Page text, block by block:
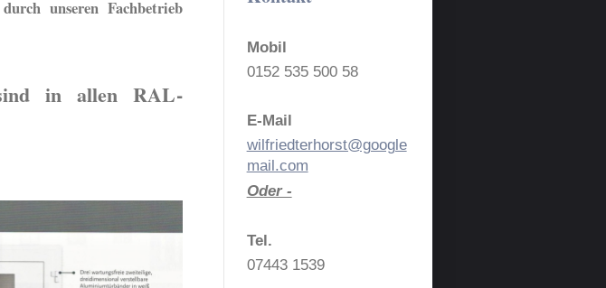
unseren Fachbetrieb
in allen RAL-
Mobil
0152 535 500 58
E-Mail
wilfriedterhorst@google
mail.com
Oder -
Tel.
07443 1539